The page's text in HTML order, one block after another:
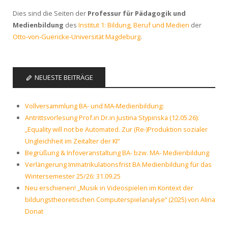
Dies sind die Seiten der Professur für Pädagogik und
Medienbildung des Institut 1: Bildung, Beruf und Medien der
Otto-von-Guericke-Universität Magdeburg.
NEUESTE BEITRÄGE
Vollversammlung BA- und MA-Medienbildung:
Antrittsvorlesung Prof.in Dr.in Justina Stypinska (12.05.26):
„Equality will not be Automated. Zur (Re-)Produktion sozialer
Ungleichheit im Zeitalter der KI“
Begrüßung & Infoveranstaltung BA- bzw. MA- Medienbildung
Verlängerung Immatrikulationsfrist BA Medienbildung für das
Wintersemester 25/26: 31.09.25
Neu erschienen! „Musik in Videospielen im Kontext der
bildungstheoretischen Computerspielanalyse“ (2025) von Alina
Donat